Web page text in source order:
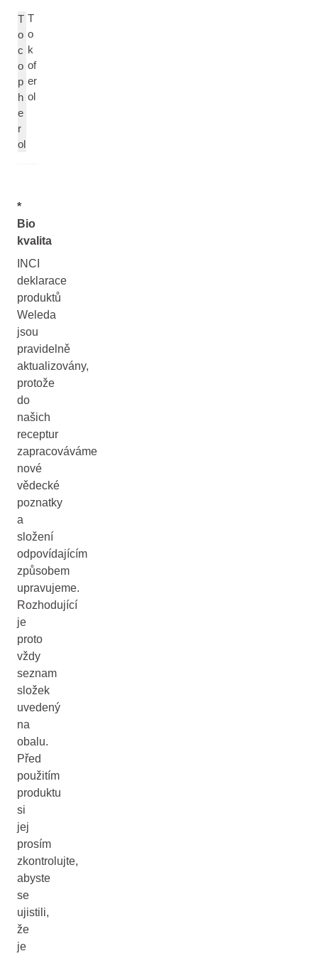
T
o
c
o
p
h
e
r
ol
T
o
k
of
er
ol
*
Bio
kvalita
INCI
deklarace
produktů
Weleda
jsou
pravidelně
aktualizovány,
protože
do
našich
receptur
zapracováváme
nové
vědecké
poznatky
a
složení
odpovídajícím
způsobem
upravujeme.
Rozhodující
je
proto
vždy
seznam
složek
uvedený
na
obalu.
Před
použitím
produktu
si
jej
prosím
zkontrolujte,
abyste
se
ujistili,
že
je